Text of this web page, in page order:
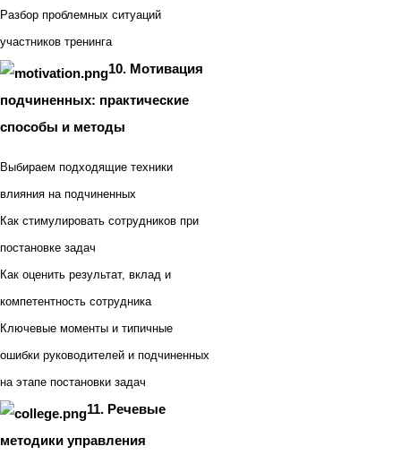
Разбор проблемных ситуаций
участников тренинга
10. Мотивация
подчиненных: практические
способы и методы
Выбираем подходящие техники
влияния на подчиненных
Как стимулировать сотрудников при
постановке задач
Как оценить результат, вклад и
компетентность сотрудника
Ключевые моменты и типичные
ошибки руководителей и подчиненных
на этапе постановки задач
11. Речевые
методики управления